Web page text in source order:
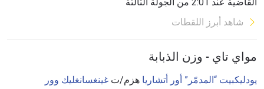
القاضية عند 2:01 من الجولة الثالثة
شاهد أبرز اللقطات
مواي تاي - وزن الذبابة
يودليكبيت “المدمّر” أور أتشاريا هزم/ت غينغسانغليك وور